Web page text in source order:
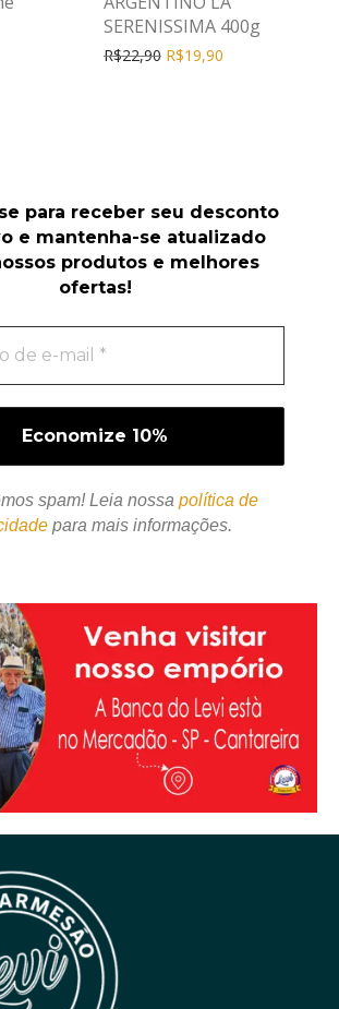
SERENISSIMA 400g
R$22,90 R$19,90
para receber seu desconto
e mantenha-se atualizado
produtos e melhores
ofertas!
spam! Leia nossa política de
para mais informações.